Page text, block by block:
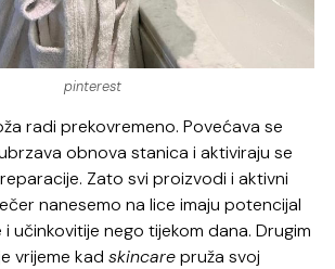
pinterest
radi prekovremeno. Povećava se
obnova stanica i aktiviraju se
Zato svi proizvodi i aktivni
nanesemo na lice imaju potencijal
učinkovitije nego tijekom dana. Drugim
vrijeme kadskincarepruža svoj